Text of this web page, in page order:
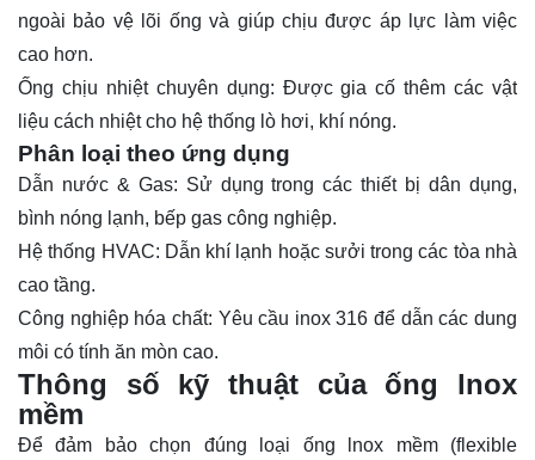
ngoài bảo vệ lõi ống và giúp chịu được áp lực làm việc
cao hơn.
Ống chịu nhiệt chuyên dụng: Được gia cố thêm các vật
liệu cách nhiệt cho hệ thống lò hơi, khí nóng.
Phân loại theo ứng dụng
Dẫn nước & Gas: Sử dụng trong các thiết bị dân dụng,
bình nóng lạnh, bếp gas công nghiệp.
Hệ thống HVAC: Dẫn khí lạnh hoặc sưởi trong các tòa nhà
cao tầng.
Công nghiệp hóa chất: Yêu cầu inox 316 để dẫn các dung
môi có tính ăn mòn cao.
Thông số kỹ thuật của ống lnox
mềm
Để đảm bảo chọn đúng loại ống lnox mềm (flexible